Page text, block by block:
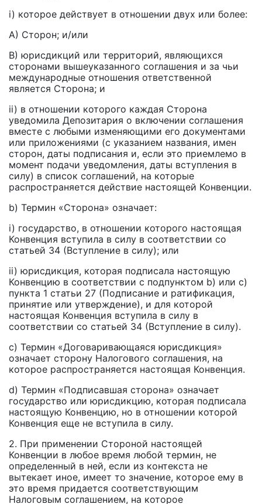
i) которое действует в отношении двух или более:
А) Сторон; и/или
В) юрисдикций или территорий, являющихся
сторонами вышеуказанного соглашения и за чьи
международные отношения ответственной
является Сторона; и
ii) в отношении которого каждая Сторона
уведомила Депозитария о включении соглашения
вместе с любыми изменяющими его документами
или приложениями (с указанием названия, имен
сторон, даты подписания и, если это приемлемо в
момент подачи уведомления, даты вступления в
силу) в список соглашений, на которые
распространяется действие настоящей Конвенции.
b) Термин «Сторона» означает:
i) государство, в отношении которого настоящая
Конвенция вступила в силу в соответствии со
статьей 34 (Вступление в силу); или
ii) юрисдикция, которая подписала настоящую
Конвенцию в соответствии с подпунктом b) или с)
пункта 1 статьи 27 (Подписание и ратификация,
принятие или утверждение), и для которой
настоящая Конвенция вступила в силу в
соответствии со статьей 34 (Вступление в силу).
с) Термин «Договаривающаяся юрисдикция»
означает сторону Налогового соглашения, на
которое распространяется настоящая Конвенция.
d) Термин «Подписавшая сторона» означает
государство или юрисдикцию, которая подписала
настоящую Конвенцию, но в отношении которой
Конвенция еще не вступила в силу.
2. При применении Стороной настоящей
Конвенции в любое время любой термин, не
определенный в ней, если из контекста не
вытекает иное, имеет то значение, которое ему в
это время придается соответствующим
Налоговым соглашением, на которое